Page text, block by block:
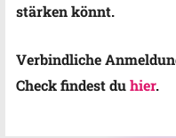
stärken könnt.
Verbindliche
Check findest duhier.